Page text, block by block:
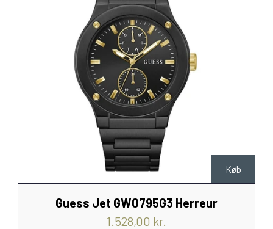
Køb
Guess Jet GW0795G3 Herreur
1.528,00 kr.